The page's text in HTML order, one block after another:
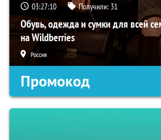
03:27:09 Получили: 31
Обувь, одежда и сумки для всей
на Wildberries
Россия
Промокод